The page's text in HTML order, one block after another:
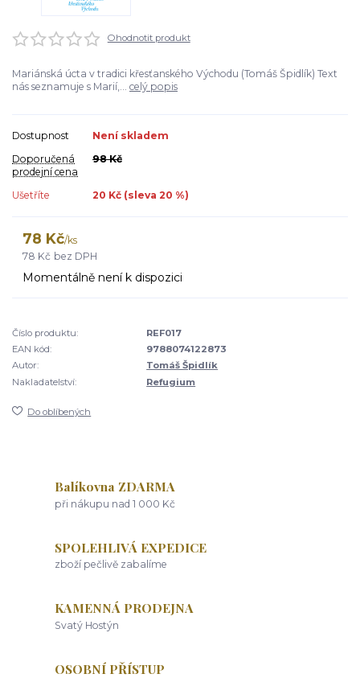
Ohodnotit produkt
Mariánská úcta v tradici křesťanského Východu (Tomáš Špidlík) Text
nás seznamuje s Marií,... celý popis
Dostupnost
Není skladem
Doporučená
prodejní cena
98 Kč
Ušetříte 20 Kč (sleva 20 %)
78 Kč/ks
78 Kč bez DPH
Momentálně není k dispozici
Číslo produktu:
REF017
EAN kód:
9788074122873
Autor:
Tomáš Špidlík
Nakladatelství:
Refugium
Do oblíbených
Balíkovna ZDARMA
při nákupu nad 1 000 Kč
SPOLEHLIVÁ EXPEDICE
zboží pečlivě zabalíme
KAMENNÁ PRODEJNA
Svatý Hostýn
OSOBNÍ PŘÍSTUP